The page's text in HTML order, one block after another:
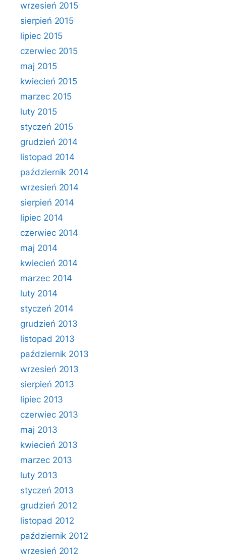
wrzesień 2015
sierpień 2015
lipiec 2015
czerwiec 2015
maj 2015
kwiecień 2015
marzec 2015
luty 2015
styczeń 2015
grudzień 2014
listopad 2014
październik 2014
wrzesień 2014
sierpień 2014
lipiec 2014
czerwiec 2014
maj 2014
kwiecień 2014
marzec 2014
luty 2014
styczeń 2014
grudzień 2013
listopad 2013
październik 2013
wrzesień 2013
sierpień 2013
lipiec 2013
czerwiec 2013
maj 2013
kwiecień 2013
marzec 2013
luty 2013
styczeń 2013
grudzień 2012
listopad 2012
październik 2012
wrzesień 2012